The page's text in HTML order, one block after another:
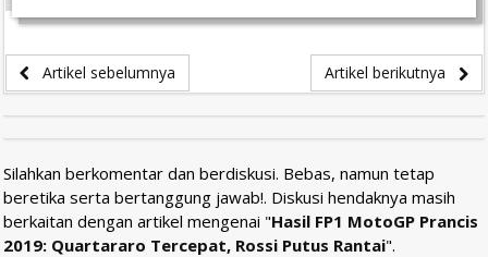
Artikel sebelumnya Artikel berikutnya
Silahkan berkomentar dan berdiskusi. Bebas, namun tetap
beretika serta bertanggung jawab!. Diskusi hendaknya masih
berkaitan dengan artikel mengenai "Hasil FP1 MotoGP Prancis
2019: Quartararo Tercepat, Rossi Putus Rantai".